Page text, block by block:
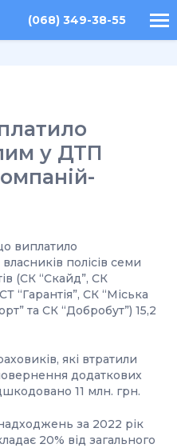
(068) 349-38-55
у ДТП
виплатило
полісів семи
(СК “Скайд”, СК
“Гарантія”, СК “Міська
та СК “Добробут”) 15,2
які втратили
додаткових
11 млн. грн.
за 2022 рік
20% від загального